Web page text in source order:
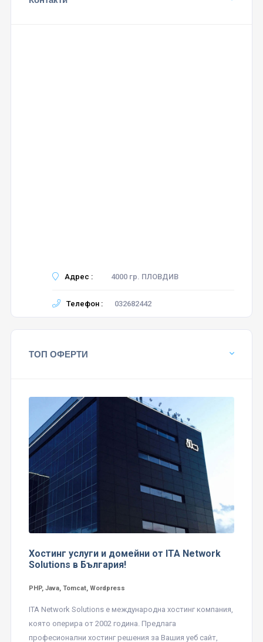
Адрес : 4000 гр. ПЛОВДИВ
Телефон : 032682442
ТОП ОФЕРТИ
Хостинг услуги и домейни от ITA Network
Solutions в България!
PHP, Java, Tomcat, Wordpress
ITA Network Solutions е международна хостинг компания,
която оперира от 2002 година. Предлага
професионални хостинг решения за Вашия уеб сайт,